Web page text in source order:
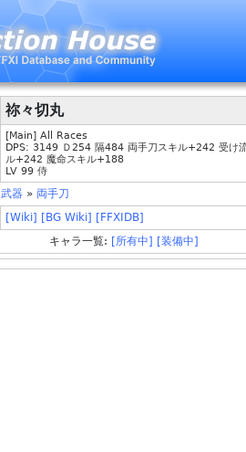
祢々切丸
[Main] All Races
DPS: 3149 Ｄ254 隔484 両手刀スキル+242 受け
ル+242 魔命スキル+188
LV 99 侍
武器 » 両手刀
[Wiki] [BG Wiki] [FFXIDB]
キャラ一覧: [所有中] [装備中]